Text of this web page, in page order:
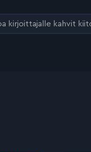
kirjoittajalle kahvit